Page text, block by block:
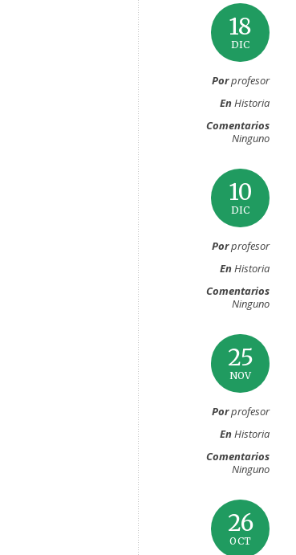
18
DIC
Porprofesor
EnHistoria
Comentarios
Ninguno
10
DIC
Porprofesor
EnHistoria
Comentarios
Ninguno
25
NOV
Porprofesor
EnHistoria
Comentarios
Ninguno
26
OCT